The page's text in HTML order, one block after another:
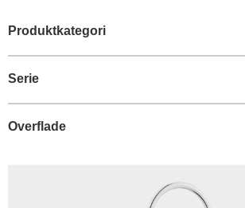
Produktkategori
Serie
Overflade